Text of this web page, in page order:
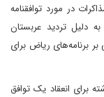
در مورد توافقنامه
دلیل تردید عربستان
بر برنامه‌های ریاض برای
برای انعقاد یک توافق